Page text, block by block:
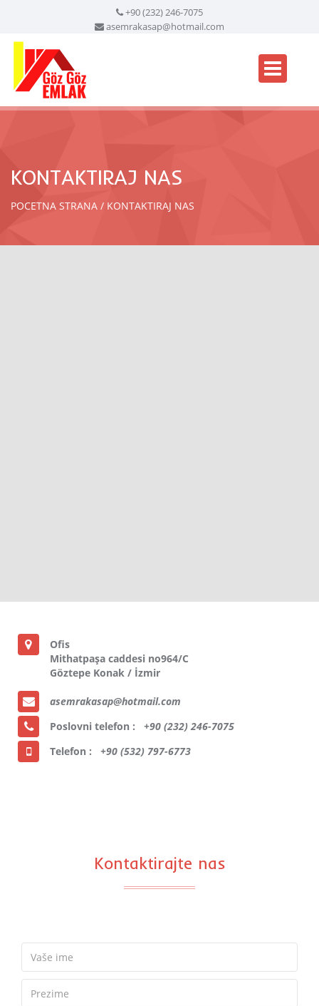
+90 (232) 246-7075
asemrakasap@hotmail.com
KONTAKTIRAJ NAS
POCETNA STRANA KONTAKTIRAJ NAS
Ofis
Mithatpaşa caddesi no964/C
Göztepe Konak / İzmir
asemrakasap@hotmail.com
Poslovni telefon : +90 (232) 246-7075
Telefon : +90 (532) 797-6773
Kontaktirajte nas